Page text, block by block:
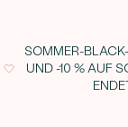
SOMMER-
UND -10 % AUF